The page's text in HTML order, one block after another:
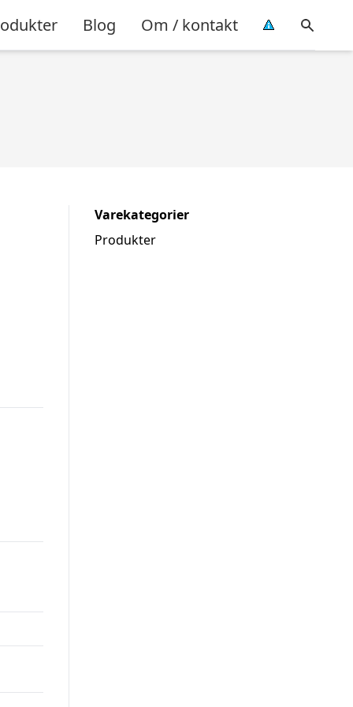
Blog Om / kontakt
Varekategorier
Produkter